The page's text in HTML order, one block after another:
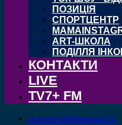
ПОЗИЦІЯ
СПОРТЦЕНТР
ART-ШКОЛА
ПОДІЛЛЯ
КОНТАКТИ
LIVE
TV7+ FM
НОВИНИ ХМЕЛЬНИЦЬКОГО